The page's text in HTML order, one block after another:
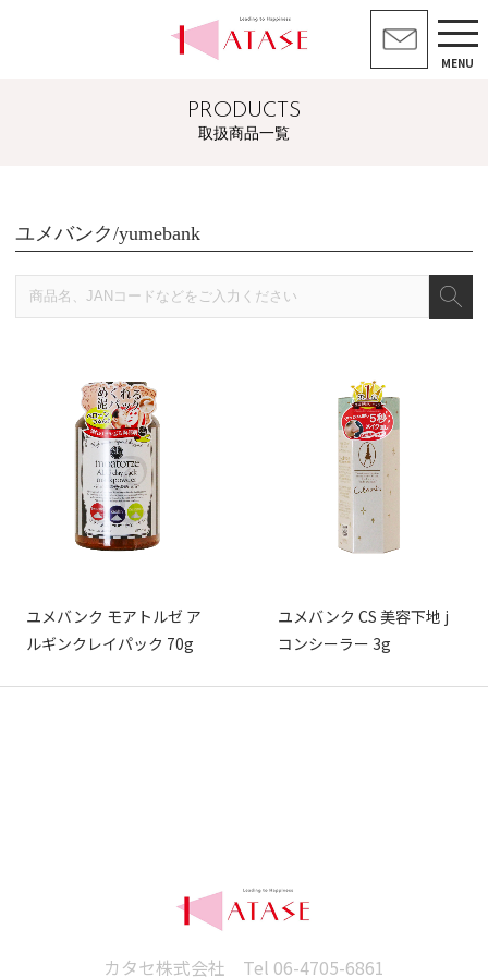
MENU
PRODUCTS
取扱商品一覧
ユメバンク/yumebank
ユメバンク モアトルゼ ア
ルギンクレイパック 70g
ユメバンク CS 美容下地 j
コンシーラー 3g
カタセ株式会社 Tel 06-4705-6861